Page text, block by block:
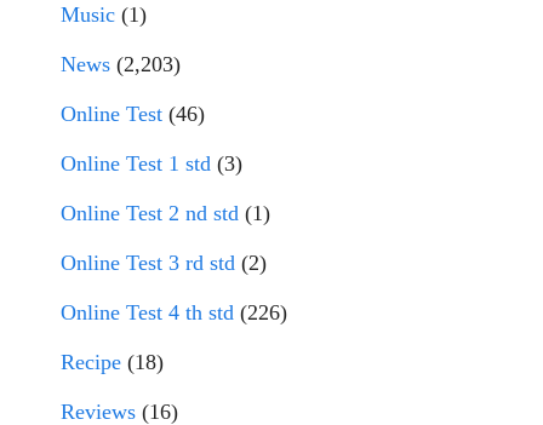
Music (1)
News (2,203)
Online Test (46)
Online Test 1 std (3)
Online Test 2 nd std (1)
Online Test 3 rd std (2)
Online Test 4 th std (226)
Recipe (18)
Reviews (16)